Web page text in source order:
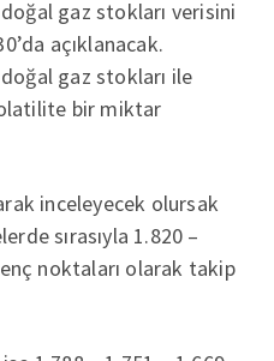
gaz stokları verisini
açıklanacak.
gaz stokları ile
bir miktar
inceleyecek olursak
sırasıyla 1.820 –
noktaları olarak takip